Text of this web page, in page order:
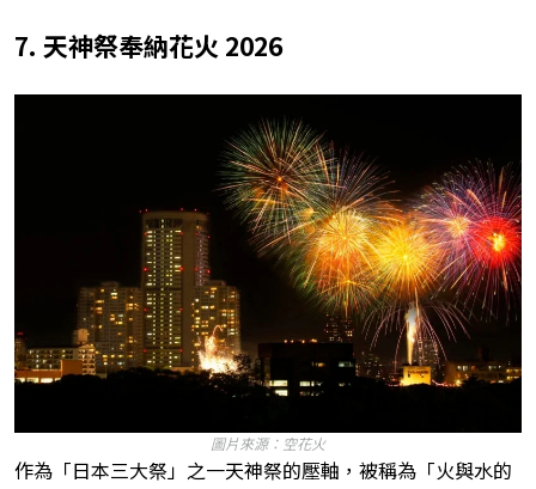
7. 天神祭奉納花火 2026
圖片來源：空花火
作為「日本三大祭」之一天神祭的壓軸，被稱為「火與水的